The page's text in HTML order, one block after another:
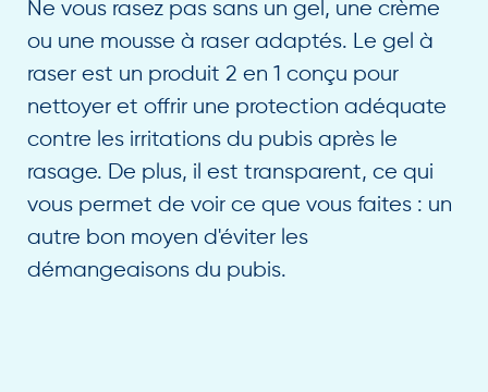
Ne vous rasez pas sans un gel, une crème
ou une mousse à raser adaptés. Le gel à
raser est un produit 2 en 1 conçu pour
nettoyer et offrir une protection adéquate
contre les irritations du pubis après le
rasage. De plus, il est transparent, ce qui
vous permet de voir ce que vous faites : un
autre bon moyen d'éviter les
démangeaisons du pubis.